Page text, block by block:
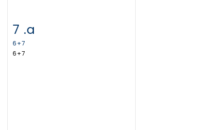
Item detail
7 .a
6+7
6+7